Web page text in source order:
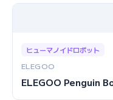
ヒューマノイドロボット
ELEGOO
ELEGOO Penguin